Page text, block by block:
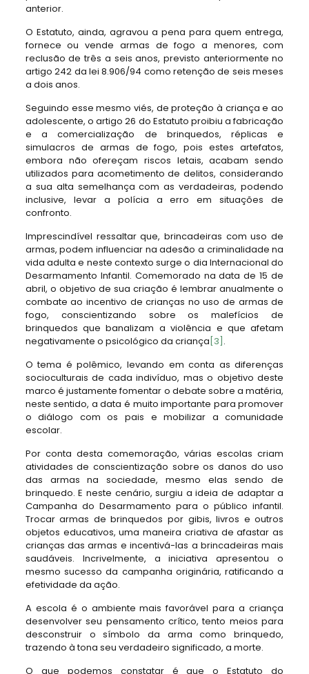
anterior.
O Estatuto, ainda, agravou a pena para quem entrega,
fornece ou vende armas de fogo a menores, com
reclusão de três a seis anos, previsto anteriormente no
artigo 242 da lei 8.906/94 como retenção de seis meses
a dois anos.
Seguindo esse mesmo viés, de proteção à criança e ao
adolescente, o artigo 26 do Estatuto proibiu a fabricação
e a comercialização de brinquedos, réplicas e
simulacros de armas de fogo, pois estes artefatos,
embora não ofereçam riscos letais, acabam sendo
utilizados para acometimento de delitos, considerando
a sua alta semelhança com as verdadeiras, podendo
inclusive, levar a polícia a erro em situações de
confronto.
Imprescindível ressaltar que, brincadeiras com uso de
armas, podem influenciar na adesão a criminalidade na
vida adulta e neste contexto surge o dia Internacional do
Desarmamento Infantil. Comemorado na data de 15 de
abril, o objetivo de sua criação é lembrar anualmente o
combate ao incentivo de crianças no uso de armas de
fogo, conscientizando sobre os malefícios de
brinquedos que banalizam a violência e que afetam
negativamente o psicológico da criança [3] .
O tema é polêmico, levando em conta as diferenças
socioculturais de cada indivíduo, mas o objetivo deste
marco é justamente fomentar o debate sobre a matéria,
neste sentido, a data é muito importante para promover
o diálogo com os pais e mobilizar a comunidade
escolar.
Por conta desta comemoração, várias escolas criam
atividades de conscientização sobre os danos do uso
das armas na sociedade, mesmo elas sendo de
brinquedo. E neste cenário, surgiu a ideia de adaptar a
Campanha do Desarmamento para o público infantil.
Trocar armas de brinquedos por gibis, livros e outros
objetos educativos, uma maneira criativa de afastar as
crianças das armas e incentivá-las a brincadeiras mais
saudáveis. Incrivelmente, a iniciativa apresentou o
mesmo sucesso da campanha originária, ratificando a
efetividade da ação.
A escola é o ambiente mais favorável para a criança
desenvolver seu pensamento crítico, tento meios para
desconstruir o símbolo da arma como brinquedo,
trazendo à tona seu verdadeiro significado, a morte.
O que podemos constatar é que o Estatuto do